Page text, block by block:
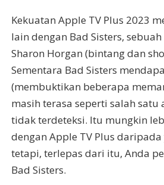
Kekuatan Apple TV Plus 2023
lain dengan Bad Sisters,
Sharon Horgan (bintang dan
Sementara Bad Sisters
(membuktikan beberapa
masih terasa seperti salah satu
tidak terdeteksi. Itu mungkin
dengan Apple TV Plus
tetapi, terlepas dari itu, Anda
Bad Sisters.